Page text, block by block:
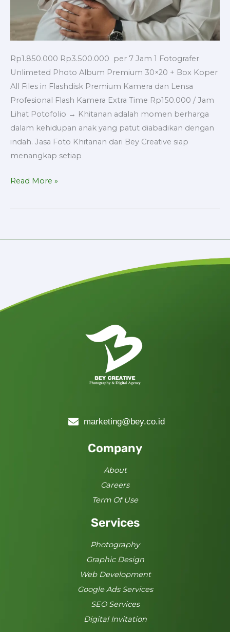
Rp1.850.000 Rp3.500.000 per 7 Jam 1 Fotografer
Unlimeted Photo Album Premium 30×20 + Box Koper
All Files in Flashdisk Premium Kamera dan Lensa
Profesional Flash Kamera Extra Time Rp150.000 / Jam
Lihat Potofolio → Khitanan adalah momen berharga
dalam kehidupan anak yang patut diabadikan dengan
indah. Jasa Foto Khitanan dari Bey Creative siap
menangkap setiap
Read More »
marketing@bey.co.id
Company
About
Careers
Term Of Use
Services
Photography
Graphic Design
Web Development
Google Ads Services
SEO Services
Digital Invitation